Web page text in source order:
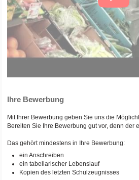
Ihre Bewerbung
Mit Ihrer Bewerbung geben Sie uns die
Bereiten Sie Ihre Bewerbung gut vor, denn der
Das gehört mindestens in Ihre Bewerbung:
ein Anschreiben
ein tabellarischer Lebenslauf
Kopien des letzten Schulzeugnisses